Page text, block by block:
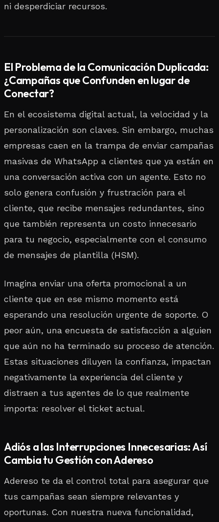
ni desperdiciar recursos.
El Problema de la Comunicación Duplicada:
¿Campañas que Confunden en lugar de
Conectar?
En el ecosistema digital actual, la velocidad y la
personalización son claves. Sin embargo, muchas
empresas caen en la trampa de enviar campañas
masivas de WhatsApp a clientes que ya están en
una conversación activa con un agente. Esto no
solo genera confusión y frustración para el
cliente, que recibe mensajes redundantes, sino
que también representa un costo innecesario
para tu negocio, especialmente con el consumo
de mensajes de plantilla (HSM).
Imagina enviar una oferta promocional a un
cliente que en ese mismo momento está
esperando una resolución urgente de soporte. O
peor aún, una encuesta de satisfacción a alguien
que aún no ha terminado su proceso de atención.
Estas situaciones diluyen la confianza, impactan
negativamente la experiencia del cliente y
distraen a tus agentes de lo que realmente
importa: resolver el ticket actual.
Adiós a las Interrupciones Innecesarias: Así
Cambia tu Gestión con Adereso
Adereso te da el control total para asegurar que
tus campañas sean siempre relevantes y
oportunas. Con nuestra nueva funcionalidad,